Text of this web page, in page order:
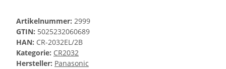
Artikelnummer: 2999
GTIN: 5025232060689
HAN: CR-2032EL/2B
Kategorie: CR2032
Hersteller: Panasonic